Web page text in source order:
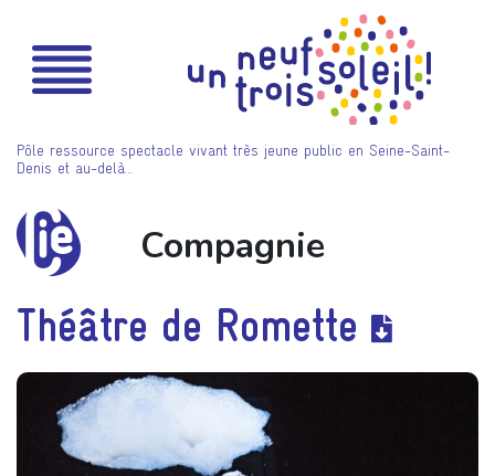
Pôle ressource spectacle vivant très jeune public en Seine-Saint-
Denis et au-delà…
Compagnie
Théâtre de Romette